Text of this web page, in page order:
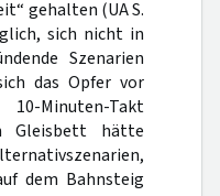
gehalten (UA S.
sich nicht in
Szenarien
das Opfer vor
Minuten-Takt
Gleisbett hätte
dem Bahnsteig